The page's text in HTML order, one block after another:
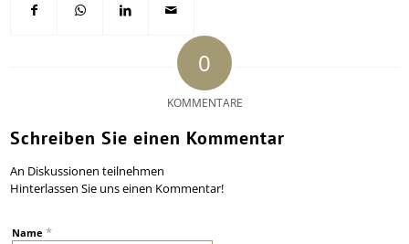
0
KOMMENTARE
Schreiben Sie einen Kommentar
An Diskussionen teilnehmen
Hinterlassen Sie uns einen Kommentar!
Name*